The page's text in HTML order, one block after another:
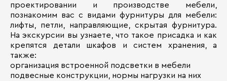
проектировании и производстве мебели,
познакомим вас с видами фурнитуры для мебели:
лифты, петли, направляющие, скрытая фурнитура.
На экскурсии вы узнаете, что такое присадка и как
крепятся детали шкафов и систем хранения, а
также:
организация встроенной подсветки в мебели
подвесные конструкции, нормы нагрузки на них